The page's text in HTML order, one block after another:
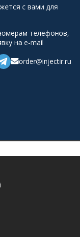
с вами для
телефонов,
на e-mail
order@injectir.ru